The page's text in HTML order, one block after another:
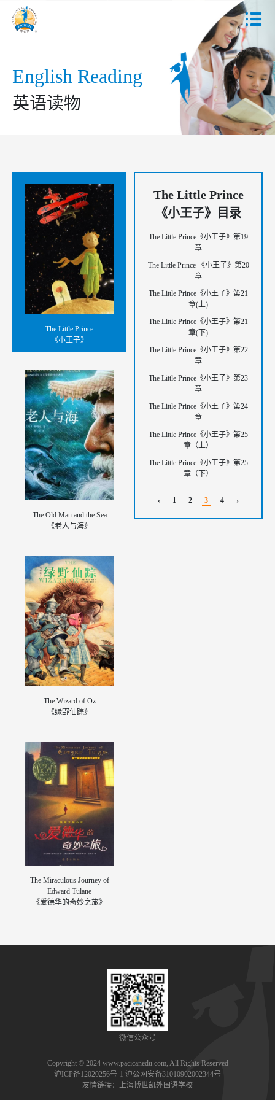
English Reading
英语读物
The Little Prince
《小王子》
The Old Man and the Sea
《老人与海》
The Wizard of Oz
《绿野仙踪》
The Miraculous Journey of
Edward Tulane
《爱德华的奇妙之旅》
The Little Prince
《小王子》目录
The Little Prince《小王子》第19
章
The Little Prince 《小王子》第20
章
The Little Prince《小王子》第21
章(上)
The Little Prince《小王子》第21
章(下)
The Little Prince《小王子》第22
章
The Little Prince《小王子》第23
章
The Little Prince《小王子》第24
章
The Little Prince《小王子》第25
章（上）
The Little Prince《小王子》第25
章（下）
‹ 1 2 3 4 ›
微信公众号
Copyright © 2024 www.pacicanedu.com, All Rights Reserved
沪ICP备12020256号-1 沪公网安备31010902002344号
友情链接： 上海博世凯外国语学校